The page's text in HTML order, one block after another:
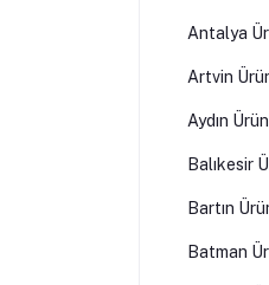
Antalya
Artvin
Aydın
Balıkesir
Bartın
Batman